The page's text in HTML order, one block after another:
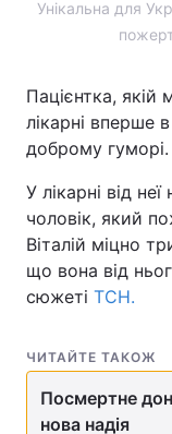
Цікавинки
Лонгріди
Відео з Youtube
Архів
Контакти
Унікальна для
Пацієнтка, якій
лікарні вперше
доброму гуморі.
У лікарні від
чоловік, який
Віталій міцно
що вона від
сюжеті ТСН.
ЧИТАЙТЕ ТАКОЖ
Посмертне
нова надія